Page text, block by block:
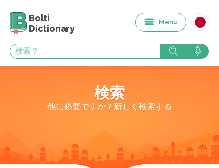
Bolti
Dictionary
Menu
検索
他に必要ですか？新しく検索する